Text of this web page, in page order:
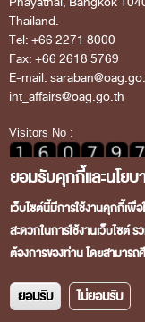
Deputy Auditor
Inspector General
State Audit
Advisor to State
Organization
Organization Chart
Headquaters
Staff (2020)
Thailand.
Tel: +66 2271 8000
Fax: +66 2618 5769
E-mail:
int_affairs@oag.go.th
Visitors No :
Copyright ©
ยอมรับคุกกี้และนโย
เว็บไซต์นี้มีการใช้งานคุกกี้เพื่
สะดวกในการใช้งานเว็บไซต์
ต้องการของท่าน โดยสามารถ
ยอมรับ ไม่ยอมรับ